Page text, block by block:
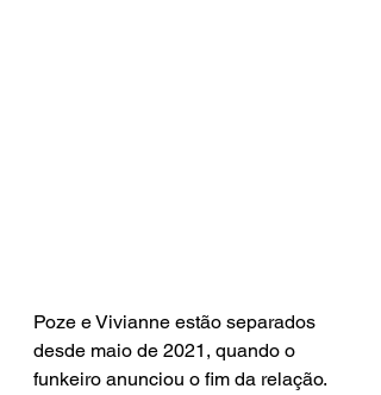
Poze e Vivianne estão separados
desde maio de 2021, quando o
funkeiro anunciou o fim da relação.